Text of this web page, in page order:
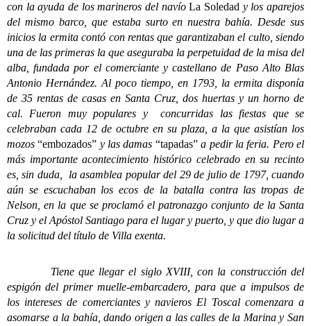
con la ayuda de los marineros del navíoLa Soledad y los aparejos
del mismo barco, que estaba surto en nuestra bahía. Desde sus
inicios la ermita contó con rentas que garantizaban el culto, siendo
una de las primeras la que aseguraba la perpetuidad de la misa del
alba, fundada por el comerciante y castellano de Paso Alto Blas
Antonio Hernández. Al poco tiempo, en 1793, la ermita disponía
de 35 rentas de casas en Santa Cruz, dos huertas y un horno de
cal. Fueron muy populares y concurridas las fiestas que se
celebraban cada 12 de octubre en su plaza, a la que asistían los
mozos“embozados” y las damas “tapadas”a pedir la feria. Pero el
más importante acontecimiento histórico celebrado en su recinto
es, sin duda, la asamblea popular del 29 de julio de 1797, cuando
aún se escuchaban los ecos de la batalla contra las tropas de
Nelson, en la que se proclamó el patronazgo conjunto de la Santa
Cruz y el Apóstol Santiago para el lugar y puerto, y que dio lugar a
la solicitud del título de Villa exenta.
Tiene que llegar el siglo XVIII, con la construcción del
espigón del primer muelle-embarcadero, para que a impulsos de
los intereses de comerciantes y navieros El Toscal comenzara a
asomarse a la bahía, dando origen a las calles de la Marina y San